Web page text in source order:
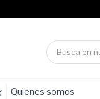
Quienes somos